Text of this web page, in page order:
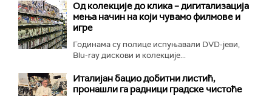
Од колекције до клика – дигитализација
мења начин на који чувамо филмове и
игре
Годинама су полице испуњавали DVD-јеви,
Blu-ray дискови и колекције...
Италијан бацио добитни листић,
пронашли га радници градске чистоће